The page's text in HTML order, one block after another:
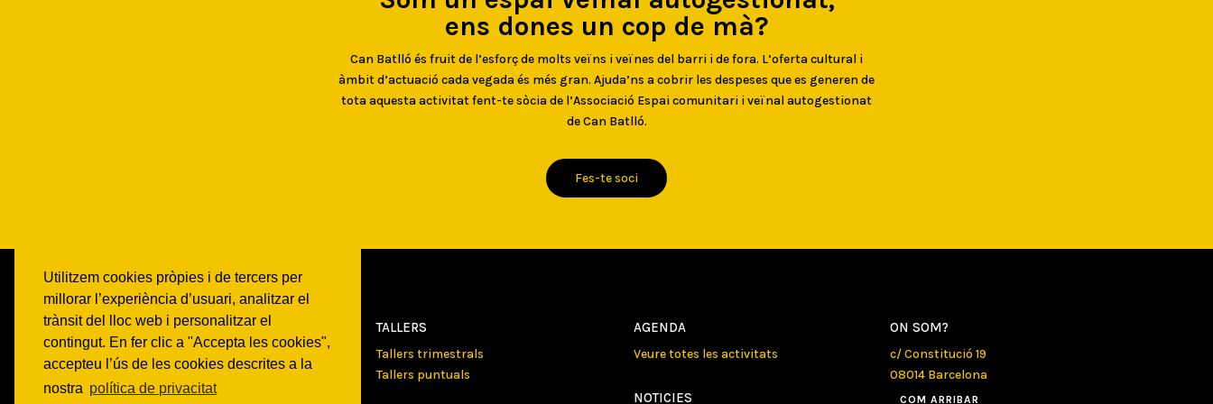
Utilitzem cookies pròpies i de tercers per
millorar l’experiència d’usuari, analitzar el
trànsit del lloc web i personalitzar el
contingut. En fer clic a "Accepta les cookies",
accepteu l’ús de les cookies descrites a la
nostra política de privacitat
ens dones un cop de mà?
Can Batlló és fruit de l’esforç de molts veïns i veïnes del barri i de fora. L’oferta cultural i
àmbit d’actuació cada vegada és més gran. Ajuda’ns a cobrir les despeses que es generen de
tota aquesta activitat fent-te sòcia de l’Associació Espai comunitari i veïnal autogestionat
de Can Batlló.
Fes-te soci
CANBATLLÓ
Historia
TALLERS
Tallers trimestrals
Tallers puntuals
AGENDA
Veure totes les activitats
NOTICIES
ON SOM?
c/ Constitució 19
08014 Barcelona
COM ARRIBAR